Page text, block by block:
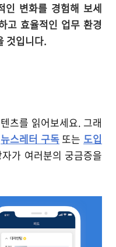
인 변화를 경험해 보세
고 효율적인 업무 환경
것입니다.
츠를 읽어보세요. 그래
뉴스레터 구독 또는 도입
가 여러분의 궁금증을